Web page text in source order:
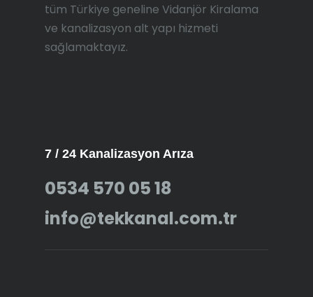
tüm Türkiye geneline Vidanjör Kiralama
ve kanalizasyon alt yapı hizmeti
sağlamaktayız.
7 / 24 Kanalizasyon Arıza
0534 570 05 18
info@tekkanal.com.tr